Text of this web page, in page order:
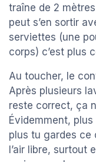
traîne de 2
peut s’en sortir
serviettes (une
corps) c’est plus
Au toucher, le
Après plusieurs
reste correct, ça
Évidemment,
plus tu gardes ce
l’air libre, surtout